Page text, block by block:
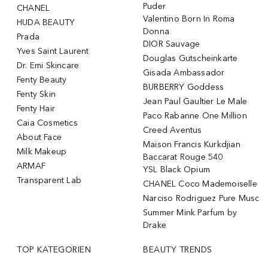
CHANEL
HUDA BEAUTY
Prada
Yves Saint Laurent
Dr. Emi Skincare
Fenty Beauty
Fenty Skin
Fenty Hair
Caia Cosmetics
About Face
Milk Makeup
ARMAF
Transparent Lab
Puder
Valentino Born In Roma
Donna
DIOR Sauvage
Douglas Gutscheinkarte
Gisada Ambassador
BURBERRY Goddess
Jean Paul Gaultier Le Male
Paco Rabanne One Million
Creed Aventus
Maison Francis Kurkdjian
Baccarat Rouge 540
YSL Black Opium
CHANEL Coco Mademoiselle
Narciso Rodriguez Pure Musc
Summer Mink Parfum by
Drake
TOP KATEGORIEN BEAUTY TRENDS